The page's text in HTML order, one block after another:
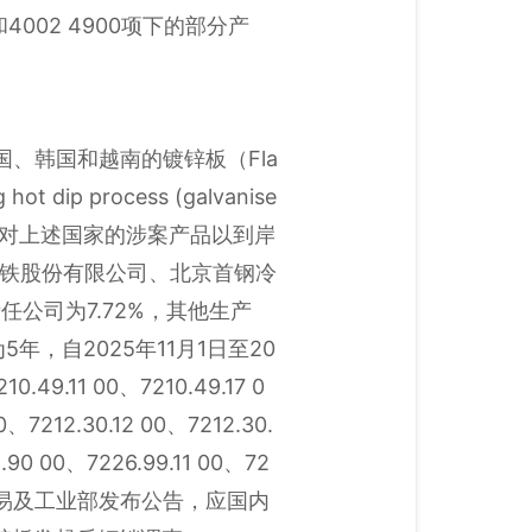
4002 4900项下的部分产
、韩国和越南的镀锌板（Fla
dip process (galvanise
上述国家的涉案产品以到岸
股份有限公司、北京首钢冷
公司为7.72%，其他生产
年，自2025年11月1日至20
00、7210.49.17 0
7212.30.12 00、7212.30.
00、7226.99.11 00、72
工业部发布公告，应国内